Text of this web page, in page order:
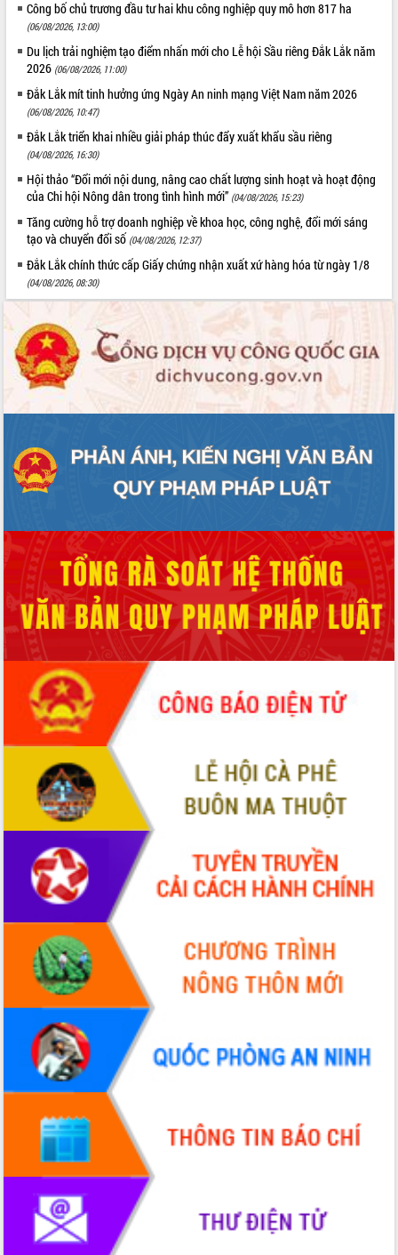
Lắk
Khơi thông điểm nghẽn, đẩy nhanh
giải ngân vốn khắc phục thiên tai
hoạch tỉnh thời kỳ 2021-2030
Hội thảo góp ý hồ sơ điều chỉnh quy
hoạch tỉnh Đắk Lắk thời kỳ 2021-2030,
tầm nhìn đến năm 2050
Nâng cao hiệu quả hoạt động của các
doanh nghiệp nhà nước
Hội nghị triển khai kết nối mạng
truyền số liệu chuyên dùng phục vụ cơ
quan Đảng, Nhà nước
Lễ phát động chuỗi hoạt động chung
tay làm sạch môi trường
Xã Ea Kar bước chuyển mình trong
công tác cải cách hành chính mô hình
mới
UBND tỉnh họp báo định kỳ tháng 4
năm 2026
Hội thảo khoa học “Giải pháp thúc đẩy
Đắk Lắk”
Tăng cường giám sát, đôn đốc thực
hiện nhiệm vụ quản lý tài sản công
Tháo gỡ những vướng mắc, đẩy mạnh
công tác cải cách thủ tục hành chính
tại Trung tâm Phục vụ hành chính
công tỉnh
Đắk Lắk: Tôn vinh 46 giải pháp tại Hội
thi Sáng tạo Kỹ thuật 2024 - 2025
Đắk Lắk rà soát, điều chỉnh Đề án 190
về phát triển nuôi trồng thủy sản
Phó Chủ tịch UBND tỉnh Đắk Lắk
Trương Công Thái kiểm tra thực địa
Dự án cao tốc Khánh Hòa - Buôn Ma
Định vị cà phê Việt Nam như một “di
sản sống” trong dòng chảy toàn cầu
Xây dựng nông thôn mới: Nâng cao đời
sống người dân từ những mô hình thiết
Quyết liệt tháo gỡ vướng mắc, đẩy
nhanh tiến độ các dự án trọng điểm
trong Khu kinh tế Nam Phú Yên
Hòn Yến phát triển du lịch gắn với bảo
tồn biển
Lấy ý kiến điều chỉnh Quy hoạch tỉnh
Đắk Lắk thời kỳ 2021-2030, tầm nhìn
đến năm 2050
Phát động chiến dịch 30 ngày đêm
giải phóng mặt bằng Tuyến đường bộ
ven biển
Đắk Lắk nỗ lực thúc đẩy tăng trưởng
kinh tế từ 10% trở lên trong Quý
Đắk Lắk ký kết thỏa thuận hợp tác về
chuyển đổi số giai đoạn 2026 – 2030
với Tập đoàn Bưu chính Viễn thông
Thứ trưởng Bộ Y tế làm việc với tỉnh
Đắk Lắk về phát triển nhân lực y tế
cho trạm y tế cấp xã
Công bố chủ trương đầu tư hai khu công nghiệp quy mô hơn 817 ha
(06/08/2026, 13:00)
Du lịch trải nghiệm tạo điểm nhấn mới cho Lễ hội Sầu riêng Đắk Lắk năm
2026 (06/08/2026, 11:00)
Đắk Lắk mít tinh hưởng ứng Ngày An ninh mạng Việt Nam năm 2026
(06/08/2026, 10:47)
Đắk Lắk triển khai nhiều giải pháp thúc đẩy xuất khẩu sầu riêng
(04/08/2026, 16:30)
Hội thảo “Đổi mới nội dung, nâng cao chất lượng sinh hoạt và hoạt động
của Chi hội Nông dân trong tình hình mới” (04/08/2026, 15:23)
Tăng cường hỗ trợ doanh nghiệp về khoa học, công nghệ, đổi mới sáng
tạo và chuyển đổi số (04/08/2026, 12:37)
Đắk Lắk chính thức cấp Giấy chứng nhận xuất xứ hàng hóa từ ngày 1/8
(04/08/2026, 08:30)